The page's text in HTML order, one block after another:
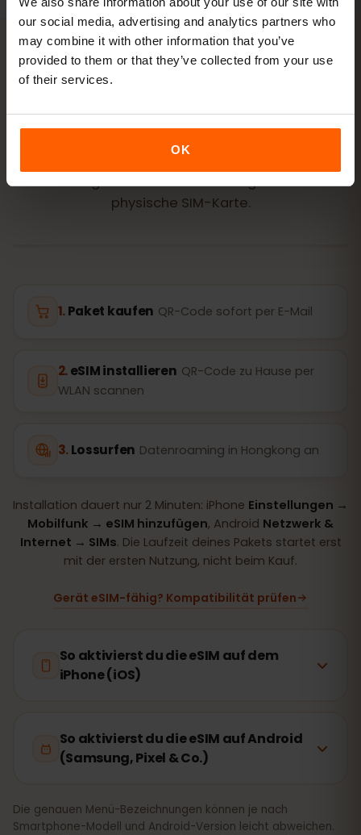
our social media, advertising and analytics partners who
may combine it with other information that you’ve
provided to them or that they’ve collected from your use
of their services.
OK
eSIM für Hongkong in3
Schrittenaktivieren
In wenigen Minuten startklar – ganz ohne
physische SIM-Karte.
Paket kaufen QR-Code sofort per E-Mail
eSIM installieren QR-Code zu Hause per
WLAN scannen
Lossurfen Datenroaming in Hongkong an
Installation dauert nur 2 Minuten: iPhone Einstellungen →
Mobilfunk → eSIM hinzufügen, Android Netzwerk &
Internet → SIMs. Die Laufzeit deines Pakets startet erst
mit der ersten Nutzung, nicht beim Kauf.
Gerät eSIM-fähig? Kompatibilität prüfen
So aktivierst du die eSIM auf dem
iPhone (iOS)
So aktivierst du die eSIM auf Android
(Samsung, Pixel & Co.)
Die genauen Menü-Bezeichnungen können je nach
Smartphone-Modell und Android-Version leicht abweichen.